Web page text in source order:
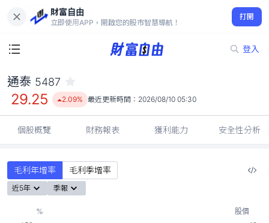
財富自由
立即使用APP，開啟您的股市智慧導航！
打開
登入
29.25
2.09%
通泰 5487
29.25 2.09% 最近更新時間： 2026/08/10 05:30
個股概覽 財務報表 獲利能力 安全性分析
毛利年增率 毛利季增率
近5年 季報